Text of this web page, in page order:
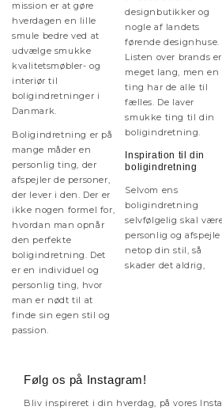
mission er at gøre
hverdagen en lille
smule bedre ved at
udvælge smukke
kvalitetsmøbler- og
interiør til
boligindretninger i
Danmark.
Boligindretning er på
mange måder en
personlig ting, der
afspejler de personer,
der lever i den. Der er
ikke nogen formel for,
hvordan man opnår
den perfekte
boligindretning. Det
er en individuel og
personlig ting, hvor
man er nødt til at
finde sin egen stil og
passion.
designbutikker og
nogle af landets
førende designhuse.
Listen over brands er
meget lang, men en
ting har de alle til
fælles. De laver
smukke ting til din
boligindretning.
Inspiration til din
boligindretning
Selvom ens
boligindretning
selvfølgelig skal
personlig og afspejle
netop din stil, så
skader det aldrig,
Følg os på Instagram!
Bliv inspireret i din hverdag, på vores